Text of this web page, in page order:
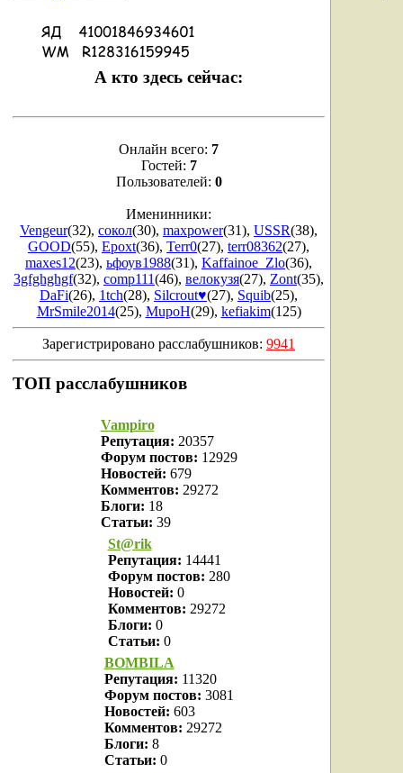
А кто здесь сейчас:
Онлайн всего: 7
Гостей: 7
Пользователей: 0
Именинники:
Vengeur(32), сокол(30), maxpower(31), USSR(38),
GOOD(55), Epoxt(36), Terr0(27), terr08362(27),
maxes12(23), ьфоув1988(31), Kaffainoe_Zlo(36),
3gfghghgf(32), comp111(46), велокузя(27), Zont(35),
DaFi(26), 1tch(28), Silcrout♥(27), Squib(25),
MrSmile2014(25), MupoH(29), kefiakim(125)
Зарегистрировано расслабушников: 9941
ТОП расслабушников
Vampiro
Репутация: 20357
Форум постов: 12929
Новостей: 679
Комментов: 29272
Блоги: 18
Статьи: 39
St@rik
Репутация: 14441
Форум постов: 280
Новостей: 0
Комментов: 29272
Блоги: 0
Статьи: 0
BOMBILA
Репутация: 11320
Форум постов: 3081
Новостей: 603
Комментов: 29272
Блоги: 8
Статьи: 0